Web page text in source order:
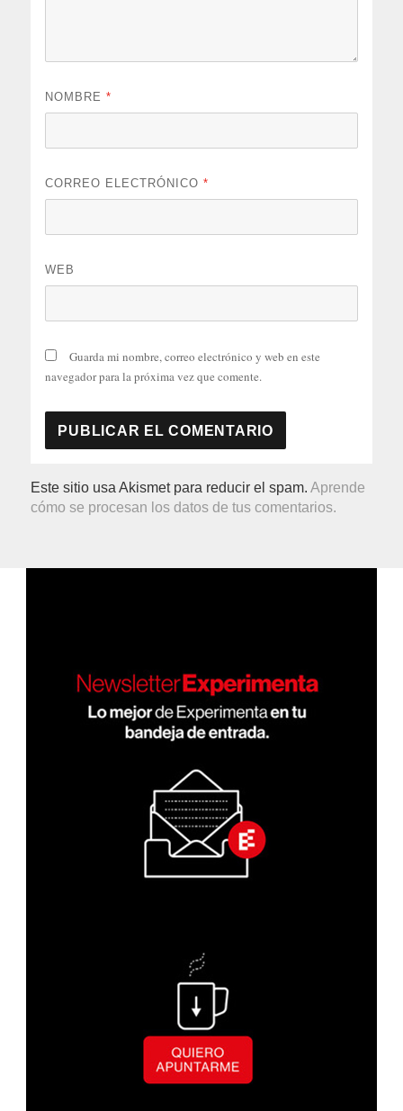
NOMBRE*
CORREO ELECTRÓNICO*
WEB
Guarda mi nombre, correo electrónico y web en este
navegador para la próxima vez que comente.
Este sitio usa Akismet para reducir el spam.Aprende
cómo se procesan los datos de tus comentarios.